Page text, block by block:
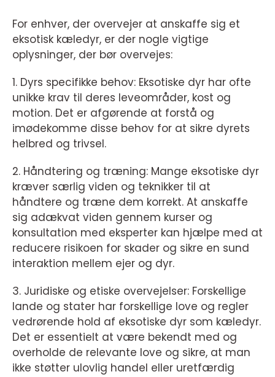
For enhver, der overvejer at anskaffe sig et
eksotisk kæledyr, er der nogle vigtige
oplysninger, der bør overvejes:
1. Dyrs specifikke behov: Eksotiske dyr har ofte
unikke krav til deres leveområder, kost og
motion. Det er afgørende at forstå og
imødekomme disse behov for at sikre dyrets
helbred og trivsel.
2. Håndtering og træning: Mange eksotiske dyr
kræver særlig viden og teknikker til at
håndtere og træne dem korrekt. At anskaffe
sig adækvat viden gennem kurser og
konsultation med eksperter kan hjælpe med at
reducere risikoen for skader og sikre en sund
interaktion mellem ejer og dyr.
3. Juridiske og etiske overvejelser: Forskellige
lande og stater har forskellige love og regler
vedrørende hold af eksotiske dyr som kæledyr.
Det er essentielt at være bekendt med og
overholde de relevante love og sikre, at man
ikke støtter ulovlig handel eller uretfærdig